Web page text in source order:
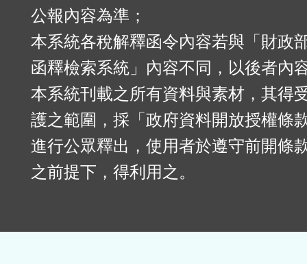
公報內容為準；
本系統各稅解釋函令內容若與「財政
函釋檢索系統」內容不同，以後者內
本系統刊載之所有資料與素材，其得
護之範圍，採「政府資料開放授權條
進行公眾釋出，使用者於遵守前開條
之前提下，得利用之。